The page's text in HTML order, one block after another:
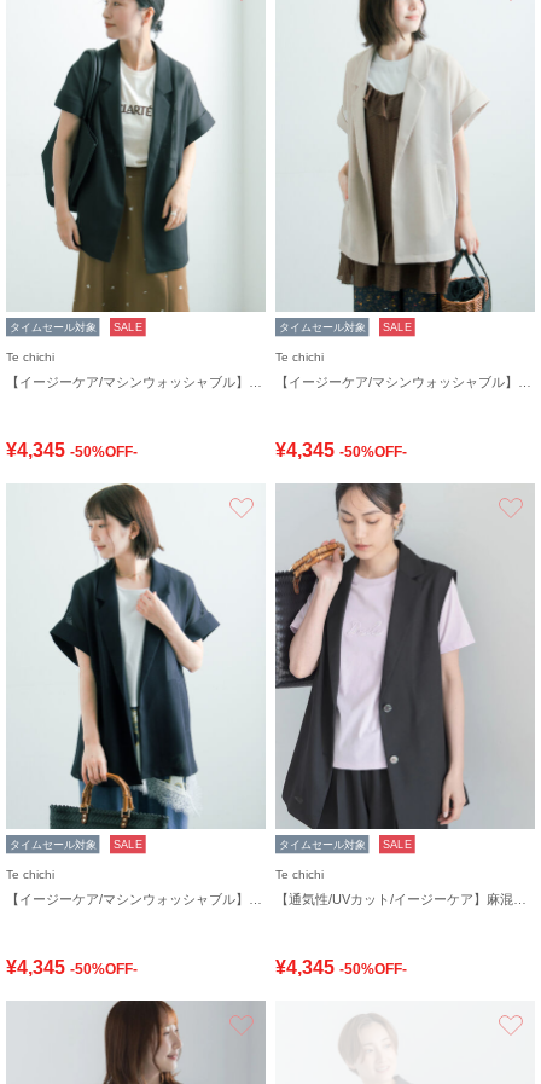
タイムセール対象 SALE
Te chichi
¥4,345 -50%OFF-
タイムセール対象 SALE
Te chichi
¥4,345 -50%OFF-
お気に入り
タイムセール対象 SALE
Te chichi
¥4,345 -50%OFF-
タイムセール対象 SALE
Te chichi
¥4,345 -50%OFF-